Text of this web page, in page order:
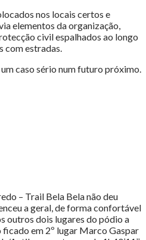
nos locais certos e
elementos da organização,
civil espalhados ao longo
com estradas.
caso sério num futuro próximo.
– Trail Bela Bela não deu
a geral, de forma confortável
outros dois lugares do pódio a
ficado em 2º lugar Marco Gaspar